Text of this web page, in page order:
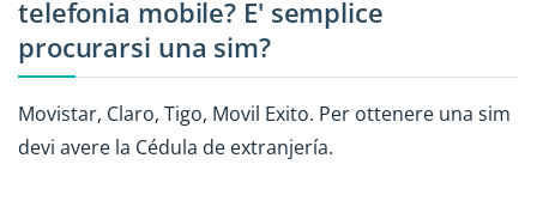
telefonia mobile? E' semplice
procurarsi una sim?
Movistar, Claro, Tigo, Movil Exito. Per ottenere una sim
devi avere la Cédula de extranjería.